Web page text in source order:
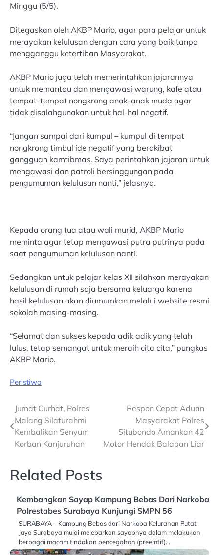
Minggu (5/5).
Ditegaskan oleh AKBP Mario, agar para pelajar untuk
merayakan kelulusan dengan cara yang baik tanpa
mengganggu ketertiban Masyarakat.
AKBP Mario juga telah memerintahkan jajarannya
untuk memantau dan mengawasi warung, kafe atau
tempat-tempat nongkrong anak-anak muda agar
tidak disalahgunakan untuk hal-hal negatif.
“Jangan sampai dari kumpul – kumpul di tempat
nongkrong timbul ide negatif yang berakibat
gangguan kamtibmas. Saya perintahkan jajaran untuk
mengawasi dan patroli bersinggungan pada
pengumuman kelulusan nanti,” jelasnya.
Kepada orang tua atau wali murid, AKBP Mario
meminta agar tetap mengawasi putra putrinya pada
saat pengumuman kelulusan nanti.
Sedangkan untuk pelajar kelas XII silahkan merayakan
kelulusan di rumah saja bersama keluarga karena
hasil kelulusan akan diumumkan melalui website resmi
sekolah masing-masing.
“Selamat dan sukses kepada adik adik yang telah
lulus, tetap semangat untuk meraih cita cita,” pungkas
AKBP Mario.
Peristiwa
Post
navigation
Jumat Curhat, Polres
Malang Silaturahmi
Kembalikan Senyum
Korban Kanjuruhan
Respon Cepat Aduan
Masyarakat Polres
Situbondo Amankan 42
Motor Hendak Balapan Liar
Related Posts
Kembangkan Sayap Kampung Bebas Dari Narkoba
Polrestabes Surabaya Kunjungi SMPN 56
SURABAYA – Kampung Bebas dari Narkoba Kelurahan Putat
Jaya Surabaya mulai melebarkan sayapnya dalam melakukan
berbagai macam tindakan pencegahan (preemtif)…